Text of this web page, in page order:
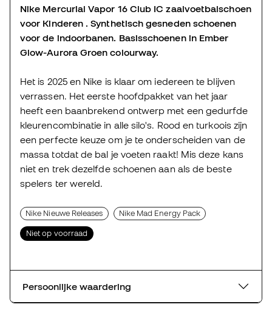
Nike Mercurial Vapor 16 Club IC zaalvoetbalschoen
voor Kinderen . Synthetisch gesneden schoenen
voor de indoorbanen. Basisschoenen in Ember
Glow-Aurora Groen colourway.
Het is 2025 en Nike is klaar om iedereen te blijven
verrassen. Het eerste hoofdpakket van het jaar
heeft een baanbrekend ontwerp met een gedurfde
kleurencombinatie in alle silo's. Rood en turkoois zijn
een perfecte keuze om je te onderscheiden van de
massa totdat de bal je voeten raakt! Mis deze kans
niet en trek dezelfde schoenen aan als de beste
spelers ter wereld.
Nike Nieuwe Releases Nike Mad Energy Pack
Niet op voorraad
Persoonlijke waardering